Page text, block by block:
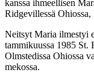
kanssa ihmeellisen
Ridgevillessä
Neitsyt Maria ilmestyi
tammikuussa 1985 St.
Olmstedissa Ohiossa
mekossa.